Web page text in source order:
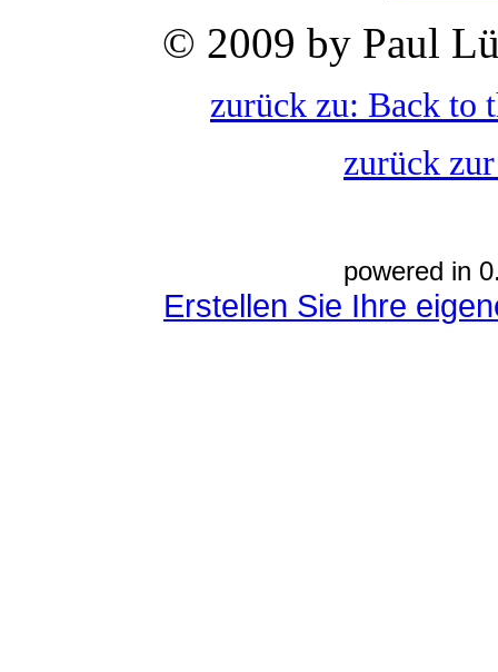
© 2009 by Paul
zurück zu: Back to
zurück
powered in
Erstellen Sie Ihre